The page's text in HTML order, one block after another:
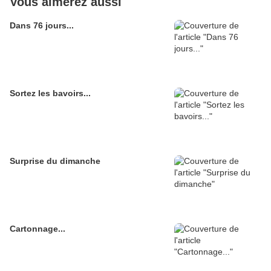
Dans 76 jours...
Sortez les bavoirs...
Surprise du dimanche
Cartonnage...